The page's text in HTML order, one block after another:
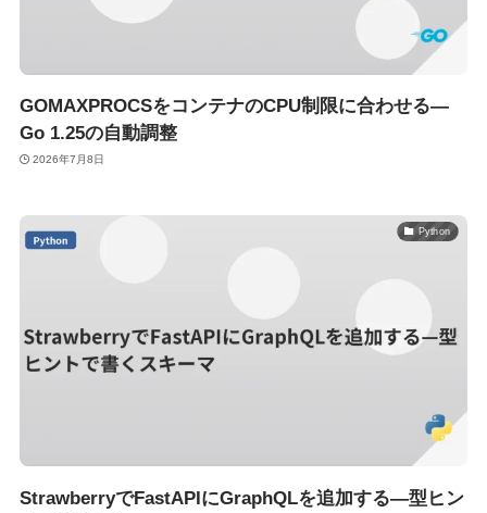
GOMAXPROCSをコンテナのCPU制限に合わせる—
Go 1.25の自動調整
2026年7月8日
Python
StrawberryでFastAPIにGraphQLを追加する—型ヒン